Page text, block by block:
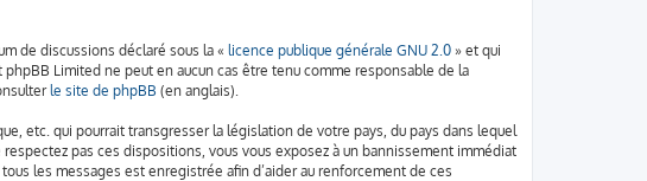
de discussions déclaré sous la « licence publique générale GNU 2.0 » et qui
Limited ne peut en aucun cas être tenu comme responsable de la
le site de phpBB (en anglais).
etc. qui pourrait transgresser la législation de votre pays, du pays dans lequel
pas ces dispositions, vous vous exposez à un bannissement immédiat
les messages est enregistrée afin d’aider au renforcement de ces